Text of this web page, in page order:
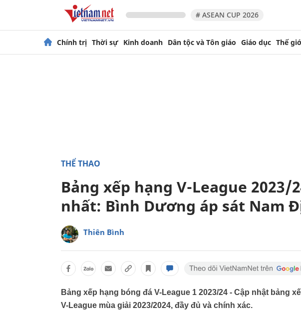
# ASEAN CUP 2026
Chính trị Thời sự Kinh doanh Dân tộc và Tôn giáo Giáo dục Thế
THỂ THAO
Bảng xếp hạng V-League 2023/
nhất: Bình Dương áp sát Nam
Thiên Bình
Bảng xếp hạng bóng đá V-League 1 2023/24 - Cập nhật bảng
V-League mùa giải 2023/2024, đầy đủ và chính xác.